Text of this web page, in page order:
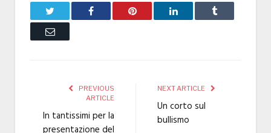
Facebook Pinterest LinkedIn Tumblr
Email
PREVIOUS
ARTICLE
In tantissimi per la
presentazione del
NEXT ARTICLE
Un corto sul
bullismo